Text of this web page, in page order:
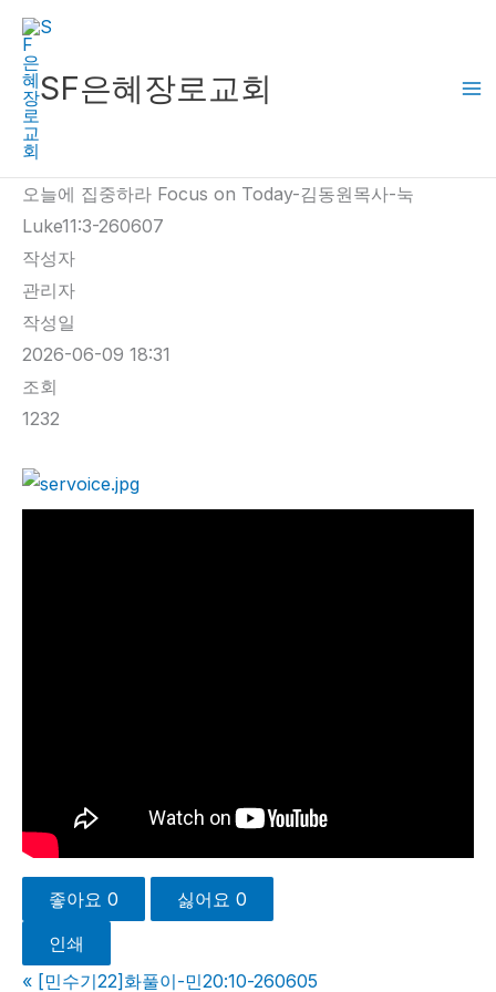
너
SF은혜장로교회
오늘에 집중하라 Focus on Today-김동원목사-눅
Luke11:3-260607
작성자
관리자
작성일
2026-06-09 18:31
조회
1232
좋아요 0 싫어요 0
인쇄
« [민수기22]화풀이-민20:10-260605